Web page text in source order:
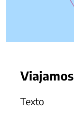
Texto